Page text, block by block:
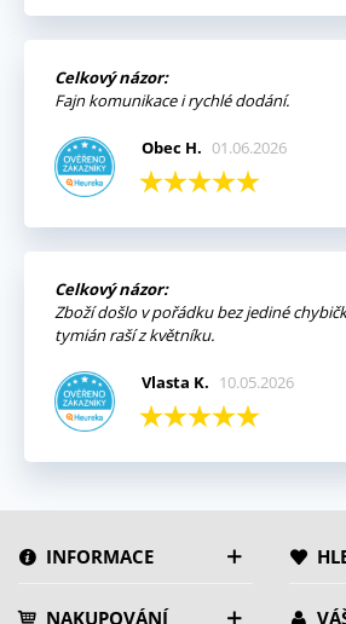
Celkový názor:
Fajn komunikace i rychlé dodání.
Obec H. 01.06.2026
Celkový názor:
Zboží došlo v pořádku bez jediné
tymián raší z květníku.
Vlasta K. 10.05.2026
INFORMACE
NAKUPOVÁNÍ